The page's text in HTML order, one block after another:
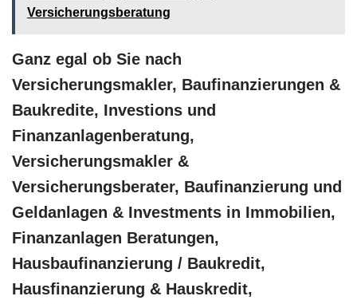
Versicherungsberatung
Ganz egal ob Sie nach
Versicherungsmakler, Baufinanzierungen &
Baukredite, Investions und
Finanzanlagenberatung,
Versicherungsmakler &
Versicherungsberater, Baufinanzierung und
Geldanlagen & Investments in Immobilien,
Finanzanlagen Beratungen,
Hausbaufinanzierung / Baukredit,
Hausfinanzierung & Hauskredit,